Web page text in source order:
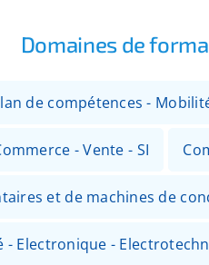
Domaines de
de compétences -
- Vente - SI
et de machines de
- Electronique -